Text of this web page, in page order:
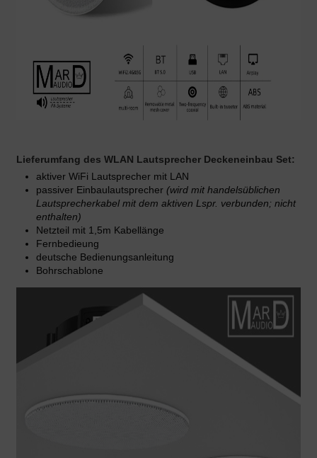
Lieferumfang des WLAN Lautsprecher Deckeneinbau Set:
aktiver WiFi Lautsprecher mit LAN
passiver Einbaulautsprecher (wird mit handelsüblichen
Lautsprecherkabel mit dem aktiven Lspr. verbunden; nicht
enthalten)
Netzteil mit 1,5m Kabellänge
Fernbedieung
deutsche Bedienungsanleitung
Bohrschablone